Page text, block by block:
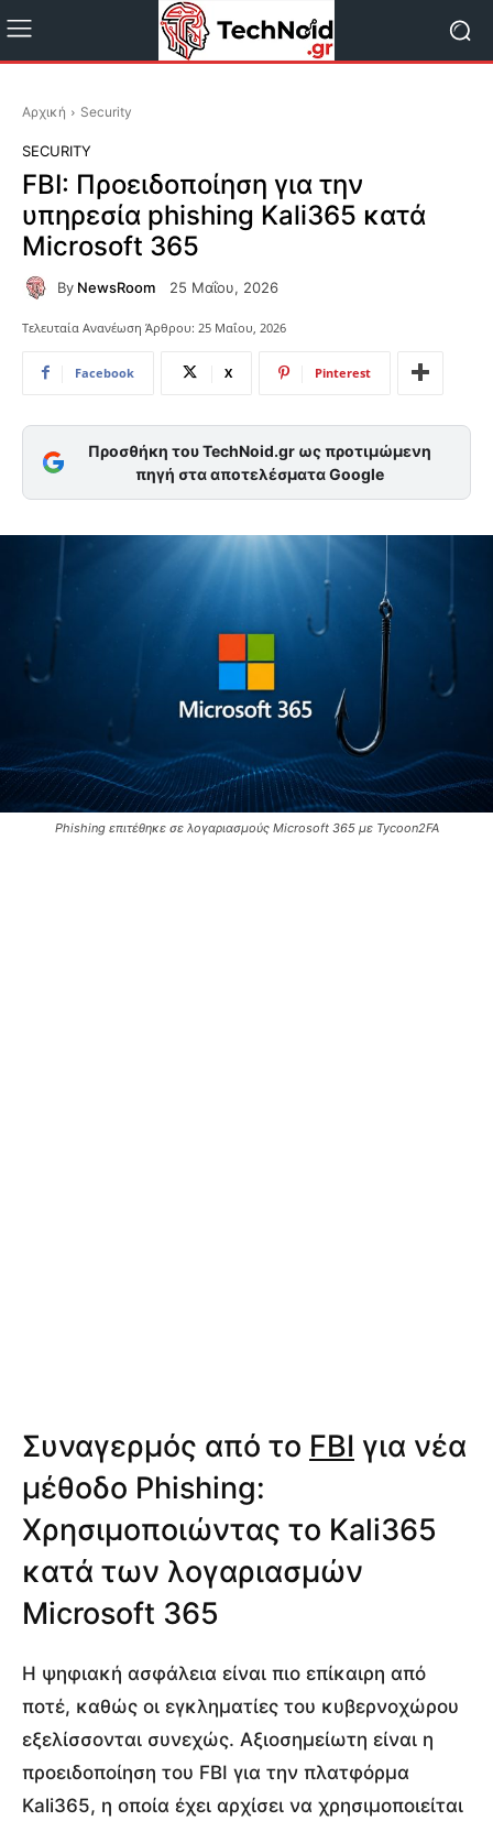
Αρχική Security
SECURITY
FBI: Προειδοποίηση για την
υπηρεσία phishing Kali365 κατά
Microsoft 365
By NewsRoom 25 Μαΐου, 2026
Τελευταία Ανανέωση Άρθρου: 25 Μαΐου, 2026
Facebook X Pinterest
Προσθήκη του TechNoid.gr ως προτιμώμενη
πηγή στα αποτελέσματα Google
Phishing επιτέθηκε σε λογαριασμούς Microsoft 365 με Tycoon2FA
Συναγερμός από το FBI για νέα
μέθοδο Phishing:
Χρησιμοποιώντας το Kali365
κατά των λογαριασμών
Microsoft 365
Η ψηφιακή ασφάλεια είναι πιο επίκαιρη από
ποτέ, καθώς οι εγκληματίες του κυβερνοχώρου
εξελίσσονται συνεχώς. Αξιοσημείωτη είναι η
προειδοποίηση του FBI για την πλατφόρμα
Kali365, η οποία έχει αρχίσει να χρησιμοποιείται